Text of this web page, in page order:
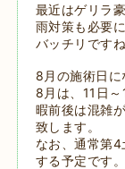
最近はゲリラ
雨対策も必要
バッチリです
8月の施術日に
8月は、11日
暇前後は混雑
致します。
なお、通常第
する予定です